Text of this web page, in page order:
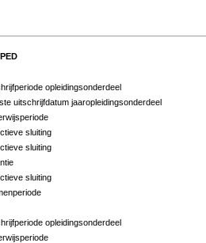
opleidingsonderdeel
uitschrijfdatum jaaropleidingsonderdeel
sluiting
sluiting
sluiting
opleidingsonderdeel